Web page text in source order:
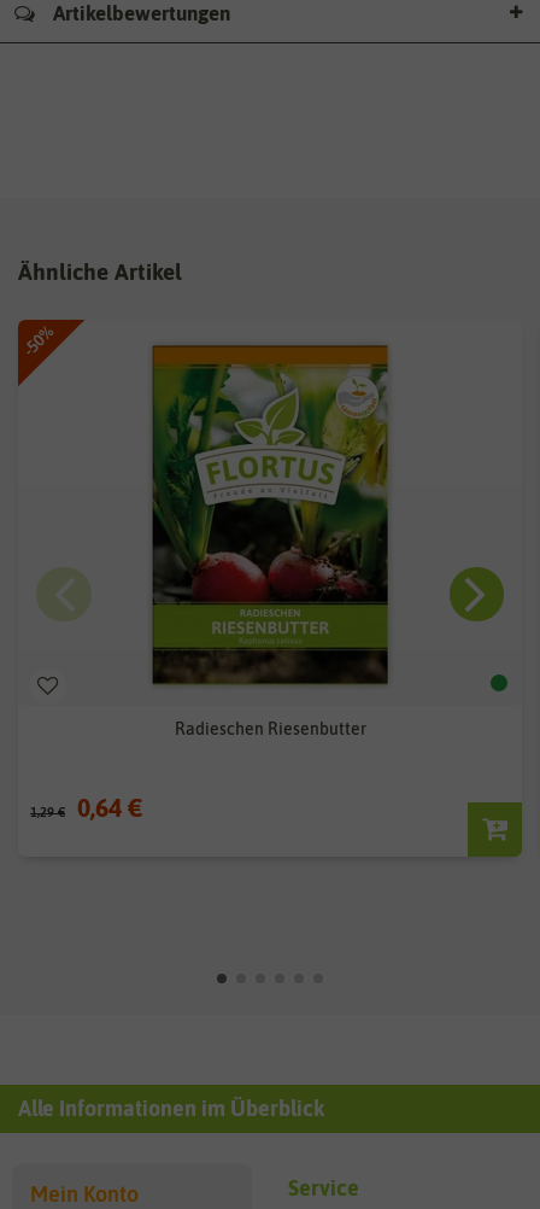
Artikelbewertungen
Ähnliche Artikel
-50%
Radieschen Riesenbutter
1,29 € 0,64 €
Alle Informationen im Überblick
Mein Konto Service